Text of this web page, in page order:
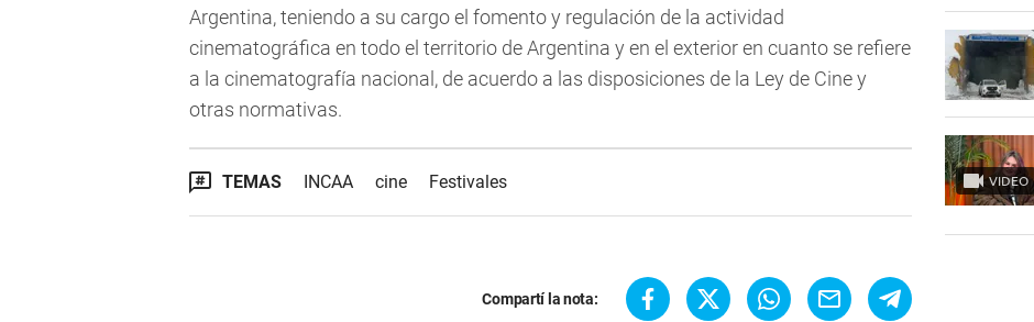
Argentina, teniendo a su cargo el fomento y regulación de la actividad
cinematográfica en todo el territorio de Argentina y en el exterior en cuanto se refiere
a la cinematografía nacional, de acuerdo a las disposiciones de la Ley de Cine y
otras normativas.
TEMAS INCAA cine Festivales
Compartí la nota:
VIDEO